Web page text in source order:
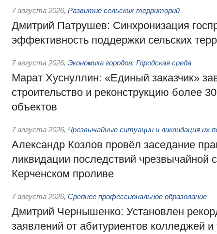
7 августа 2026, Развитие сельских территорий
Дмитрий Патрушев: Синхронизация
эффективность поддержки сельских
7 августа 2026, Экономика городов. Городская среда
Марат Хуснуллин: «Единый заказчик»
строительство и реконструкцию более
объектов
7 августа 2026, Чрезвычайные ситуации и ликвидация их
Александр Козлов провёл заседание
ликвидации последствий чрезвычайной
Керченском проливе
7 августа 2026, Среднее профессиональное образование
Дмитрий Чернышенко: Установлен
заявлений от абитуриентов колледжей и